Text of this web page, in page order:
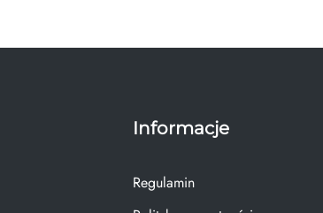
Informacje
Regulamin